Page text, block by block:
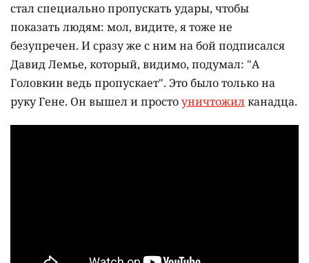
стал специально пропускать удары, чтобы
показать людям: мол, видите, я тоже не
безупречен. И сразу же с ним на бой подписался
Давид Лемье, который, видимо, подумал: "А
Головкин ведь пропускает". Это было только на
руку Гене. Он вышел и простоуничтожилканадца.